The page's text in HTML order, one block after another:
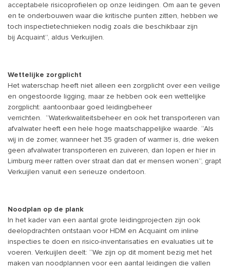
acceptabele risicoprofielen op onze leidingen. Om aan te geven
en te onderbouwen waar die kritische punten zitten, hebben we
toch inspectietechnieken nodig zoals die beschikbaar zijn
bij Acquaint”, aldus Verkuijlen.
Wettelijke zorgplicht
Het waterschap heeft niet alleen een zorgplicht over een veilige
en ongestoorde ligging, maar ze hebben ook een wettelijke
zorgplicht: aantoonbaar goed leidingbeheer
verrichten. “Waterkwaliteitsbeheer en ook het transporteren van
afvalwater heeft een hele hoge maatschappelijke waarde. “Als
wij in de zomer, wanneer het 35 graden of warmer is, drie weken
geen afvalwater transporteren en zuiveren, dan lopen er hier in
Limburg meer ratten over straat dan dat er mensen wonen”, grapt
Verkuijlen vanuit een serieuze ondertoon.
Noodplan op de plank
In het kader van een aantal grote leidingprojecten zijn ook
deelopdrachten ontstaan voor HDM en Acquaint om inline
inspecties te doen en risico-inventarisaties en evaluaties uit te
voeren. Verkuijlen deelt: “We zijn op dit moment bezig met het
maken van noodplannen voor een aantal leidingen die vallen